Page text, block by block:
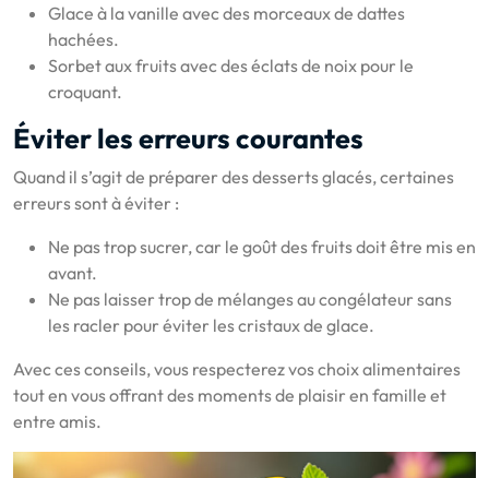
Glace à la vanille avec des morceaux de dattes
hachées.
Sorbet aux fruits avec des éclats de noix pour le
croquant.
Éviter les erreurs courantes
Quand il s’agit de préparer des desserts glacés, certaines
erreurs sont à éviter :
Ne pas trop sucrer, car le goût des fruits doit être mis en
avant.
Ne pas laisser trop de mélanges au congélateur sans
les racler pour éviter les cristaux de glace.
Avec ces conseils, vous respecterez vos choix alimentaires
tout en vous offrant des moments de plaisir en famille et
entre amis.